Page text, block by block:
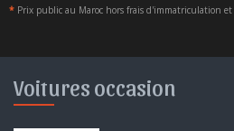
* Prix public au Maroc hors frais d'immatriculation
Voitures occasion